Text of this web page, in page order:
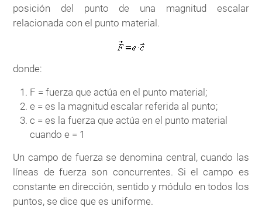
posición del punto de una magnitud escalar
relacionada con el punto material.
donde:
F = fuerza que actúa en el punto material;
e = es la magnitud escalar referida al punto;
c = es la fuerza que actúa en el punto material
cuando e = 1
Un campo de fuerza se denomina central, cuando las
líneas de fuerza son concurrentes. Si el campo es
constante en dirección, sentido y módulo en todos los
puntos, se dice que es uniforme.